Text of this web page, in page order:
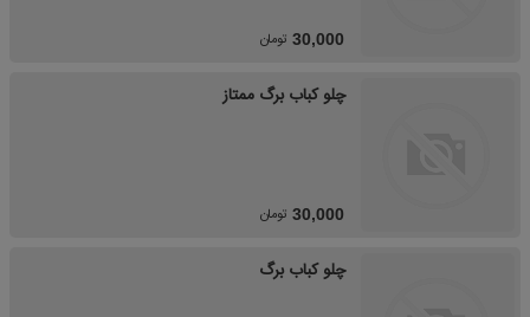
30,000 تومان
چلو کباب برگ ممتاز
30,000 تومان
چلو کباب برگ